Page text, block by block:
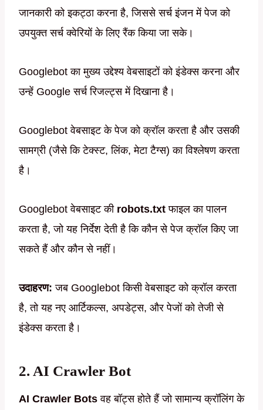
जानकारी को इकट्ठा करना है, जिससे सर्च इंजन में पेज को
उपयुक्त सर्च क्वेरियों के लिए रैंक किया जा सके।
Googlebot का मुख्य उद्देश्य वेबसाइटों को इंडेक्स करना और
उन्हें Google सर्च रिजल्ट्स में दिखाना है।
Googlebot वेबसाइट के पेज को क्रॉल करता है और उसकी
सामग्री (जैसे कि टेक्स्ट, लिंक, मेटा टैग्स) का विश्लेषण करता
है।
Googlebot वेबसाइट की robots.txt फाइल का पालन
करता है, जो यह निर्देश देती है कि कौन से पेज क्रॉल किए जा
सकते हैं और कौन से नहीं।
उदाहरण: जब Googlebot किसी वेबसाइट को क्रॉल करता
है, तो यह नए आर्टिकल्स, अपडेट्स, और पेजों को तेजी से
इंडेक्स करता है।
2. AI Crawler Bot
AI Crawler Bots वह बॉट्स होते हैं जो सामान्य क्रॉलिंग के